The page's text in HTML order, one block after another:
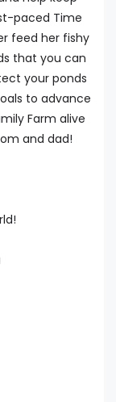
paced Time
feed her fishy
that you can
your ponds
to advance
Farm alive
and dad!